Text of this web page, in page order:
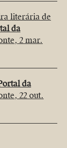
literária de
da
2 mar.
da
22 out.